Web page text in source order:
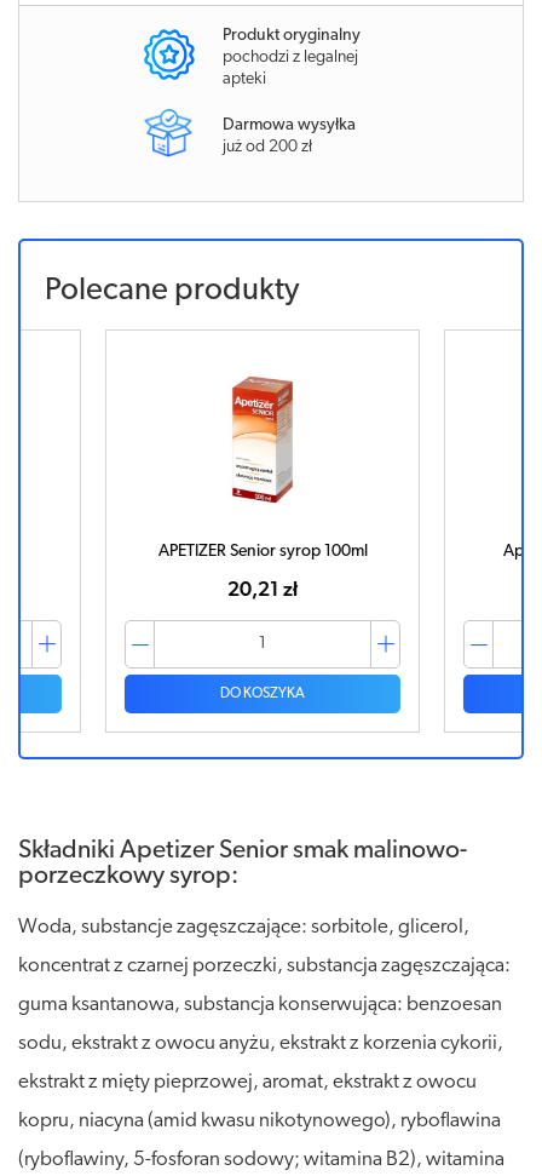
Produkt oryginalny
pochodzi z legalnej
apteki
Darmowa wysyłka
już od 200 zł
Polecane produkty
APETIZER Senior syrop 100ml
20,21 zł
DO KOSZYKA
Składniki Apetizer Senior smak malinowo-
porzeczkowy syrop:
Woda, substancje zagęszczające: sorbitole, glicerol,
koncentrat z czarnej porzeczki, substancja zagęszczająca:
guma ksantanowa, substancja konserwująca: benzoesan
sodu, ekstrakt z owocu anyżu, ekstrakt z korzenia cykorii,
ekstrakt z mięty pieprzowej, aromat, ekstrakt z owocu
kopru, niacyna (amid kwasu nikotynowego), ryboflawina
(ryboflawiny, 5-fosforan sodowy; witamina B2), witamina